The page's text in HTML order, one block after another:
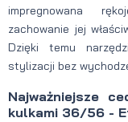
impregnowana
zachowanie jej
Dzięki temu
stylizacji bez
Najważniejsze
kulkami 36/56 -